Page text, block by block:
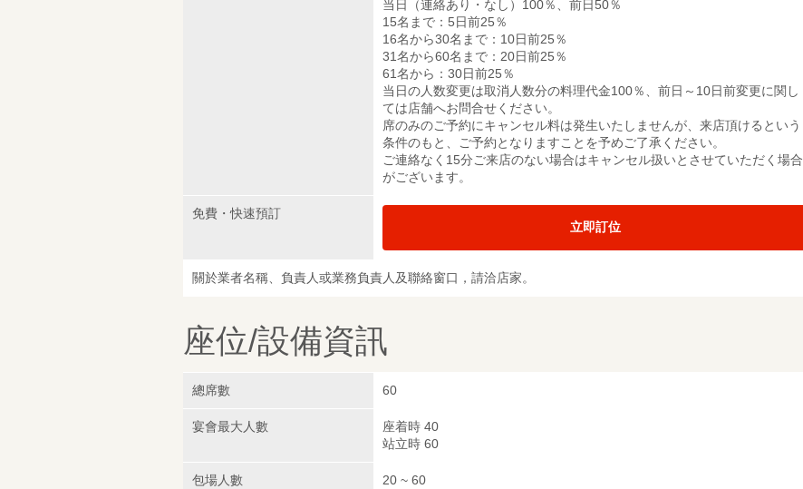
当日（連絡あり・なし）100％、前日50％
15名まで：5日前25％
16名から30名まで：10日前25％
31名から60名まで：20日前25％
61名から：30日前25％
当日の人数変更は取消人数分の料理代金100％、前日～10日前変更に関し
ては店舗へお問合せください。
席のみのご予約にキャンセル料は発生いたしませんが、来店頂けるという
条件のもと、ご予約となりますことを予めご了承ください。
ご連絡なく15分ご来店のない場合はキャンセル扱いとさせていただく場合
がございます。
免費・快速預訂
立即訂位
關於業者名稱、負責人或業務負責人及聯絡窗口，請洽店家。
座位/設備資訊
總席數 60
宴會最大人數
座着時 40
站立時 60
包場人數 20 ~ 60